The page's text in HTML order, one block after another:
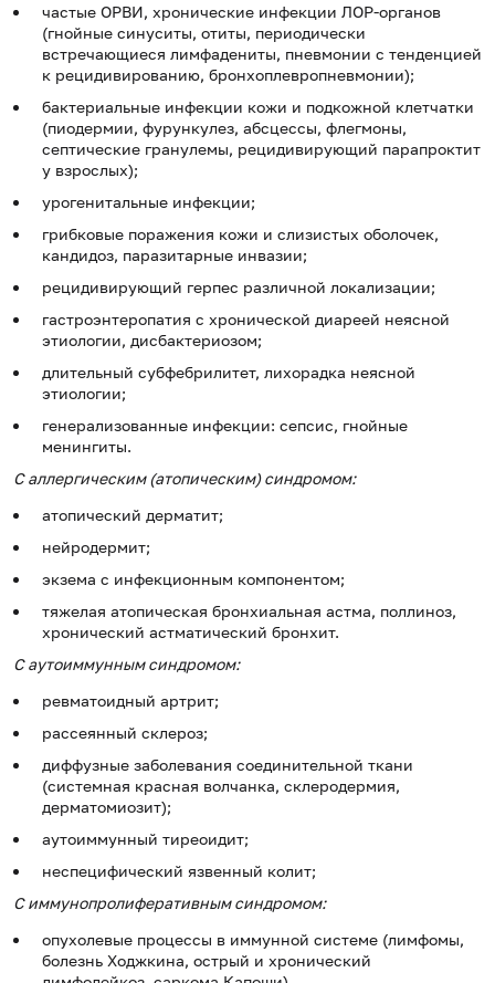
частые ОРВИ, хронические инфекции ЛОР-органов
(гнойные синуситы, отиты, периодически
встречающиеся лимфадениты, пневмонии с тенденцией
к рецидивированию, бронхоплевропневмонии);
бактериальные инфекции кожи и подкожной клетчатки
(пиодермии, фурункулез, абсцессы, флегмоны,
септические гранулемы, рецидивирующий парапроктит
у взрослых);
урогенитальные инфекции;
грибковые поражения кожи и слизистых оболочек,
кандидоз, паразитарные инвазии;
рецидивирующий герпес различной локализации;
гастроэнтеропатия с хронической диареей неясной
этиологии, дисбактериозом;
длительный субфебрилитет, лихорадка неясной
этиологии;
генерализованные инфекции: сепсис, гнойные
менингиты.
С аллергическим (атопическим) синдромом:
атопический дерматит;
нейродермит;
экзема с инфекционным компонентом;
тяжелая атопическая бронхиальная астма, поллиноз,
хронический астматический бронхит.
С аутоиммунным синдромом:
ревматоидный артрит;
рассеянный склероз;
диффузные заболевания соединительной ткани
(системная красная волчанка, склеродермия,
дерматомиозит);
аутоиммунный тиреоидит;
неспецифический язвенный колит;
С иммунопролиферативным синдромом:
опухолевые процессы в иммунной системе (лимфомы,
болезнь Ходжкина, острый и хронический